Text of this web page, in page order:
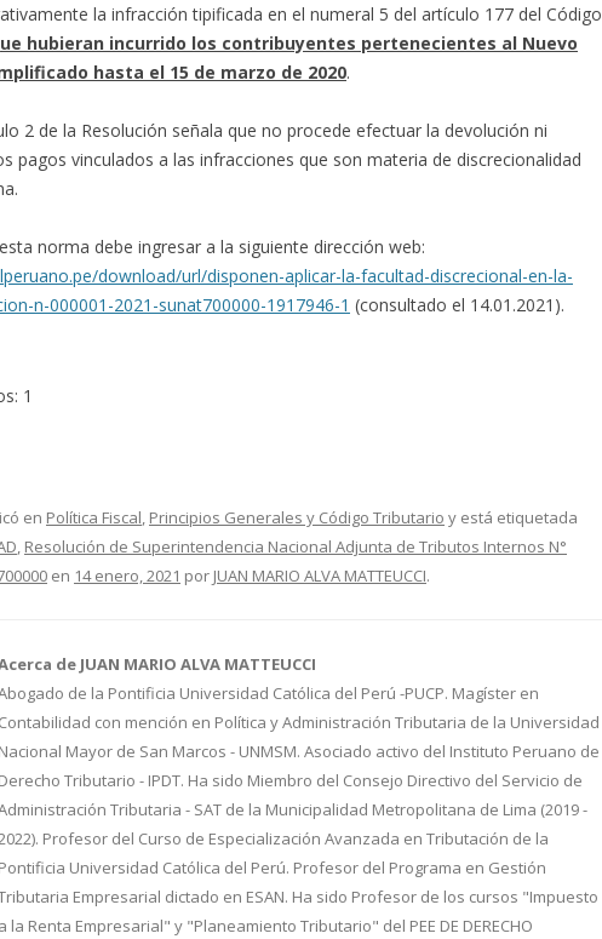
la infracción tipificada en el numeral 5 del artículo 177 del Código
hubieran incurrido los contribuyentes pertenecientes al Nuevo
hasta el 15 de marzo de 2020.
2 de la Resolución señala que no procede efectuar la devolución ni
pagos vinculados a las infracciones que son materia de discrecionalidad
norma debe ingresar a la siguiente dirección web:
download/url/disponen-aplicar-la-facultad-discrecional-en-la-
n-000001-2021-sunat700000-1917946-1 (consultado el 14.01.2021).
1
en Política Fiscal, Principios Generales y Código Tributario y está etiquetada
, Resolución de Superintendencia Nacional Adjunta de Tributos Internos N°
en 14 enero, 2021 por JUAN MARIO ALVA MATTEUCCI.
de JUAN MARIO ALVA MATTEUCCI
de la Pontificia Universidad Católica del Perú -PUCP. Magíster en
Contabilidad con mención en Política y Administración Tributaria de la Universidad
Nacional Mayor de San Marcos - UNMSM. Asociado activo del Instituto Peruano de
Derecho Tributario - IPDT. Ha sido Miembro del Consejo Directivo del Servicio de
Tributaria - SAT de la Municipalidad Metropolitana de Lima (2019 -
Profesor del Curso de Especialización Avanzada en Tributación de la
Pontificia Universidad Católica del Perú. Profesor del Programa en Gestión
Empresarial dictado en ESAN. Ha sido Profesor de los cursos "Impuesto
a la Renta Empresarial" y "Planeamiento Tributario" del PEE DE DERECHO